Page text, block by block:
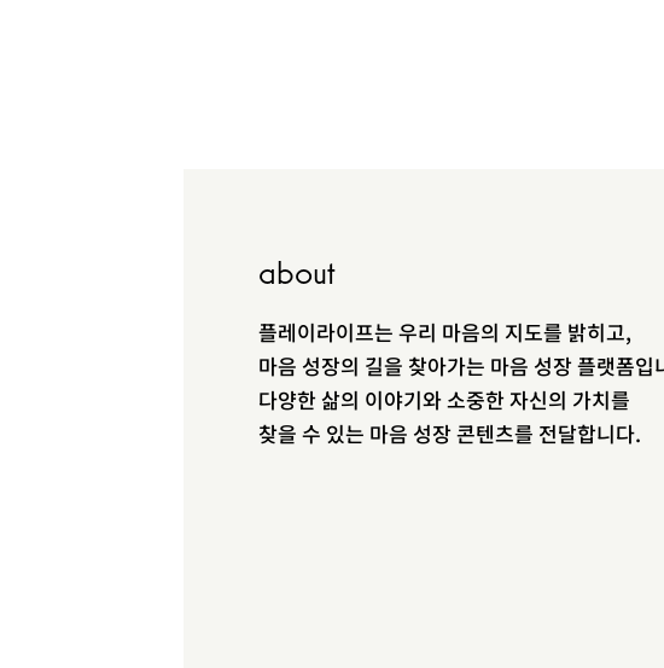
소중한 자신
마음 성장
about
플레이라이프는 우리 마음의 지도를 밝히고,
마음 성장의 길을 찾아가는 마음 성장 플랫폼입
다양한 삶의 이야기와 소중한 자신의 가치를
찾을 수 있는 마음 성장 콘텐츠를 전달합니다.